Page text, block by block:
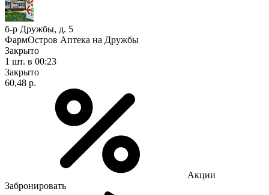
б-р Дружбы, д. 5
ФармОстров Аптека на Дружбы
Закрыто
1 шт. в 00:23
Закрыто
60,48 р.
Акции
Забронировать